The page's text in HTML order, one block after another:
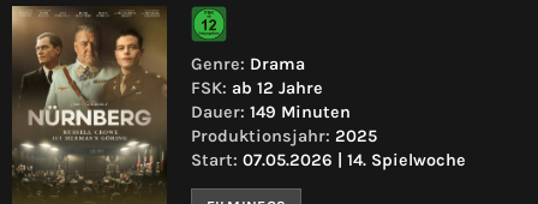
Genre: Drama
FSK: ab 12 Jahre
Dauer: 149 Minuten
Produktionsjahr: 2025
Start: 07.05.2026 | 14. Spielwoche